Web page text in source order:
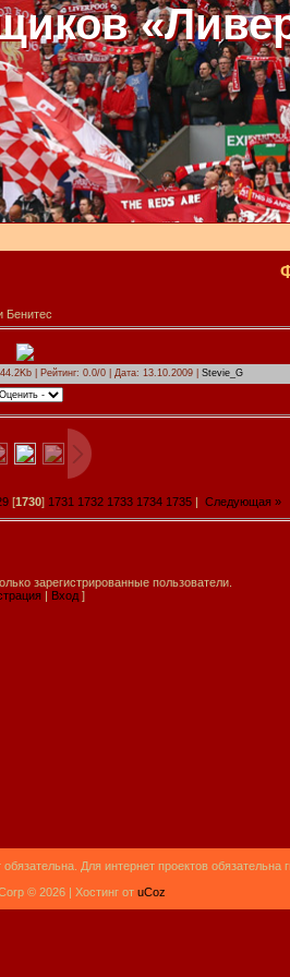
Бенитес
| Рейтинг: 0.0/0 | Дата: 13.10.2009 | Stevie_G
[1730] 1731 1732 1733 1734 1735 Следующая »
зарегистрированные пользователи.
| Вход ]
Для интернет проектов обязательна
© 2026 | Хостинг от uCoz